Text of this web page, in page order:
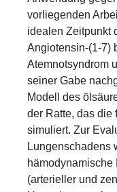
vorliegenden
idealen Zeitpunkt
Angiotensin-(1-7)
Atemnotsyndrom
seiner Gabe
Modell des
der Ratte, das die
simuliert. Zur
Lungenschadens
hämodynamische
(arterieller und